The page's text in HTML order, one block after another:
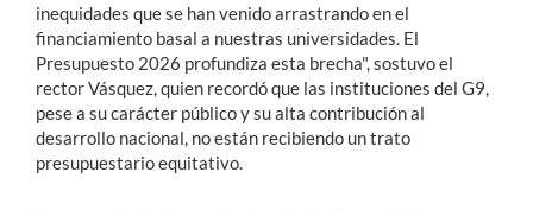
inequidades que se han venido arrastrando en el
financiamiento basal a nuestras universidades. El
Presupuesto 2026 profundiza esta brecha", sostuvo el
rector Vásquez, quien recordó que las instituciones del G9,
pese a su carácter público y su alta contribución al
desarrollo nacional, no están recibiendo un trato
presupuestario equitativo.